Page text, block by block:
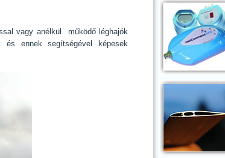
vagy anélkül működő léghajók
és ennek segítségével képesek